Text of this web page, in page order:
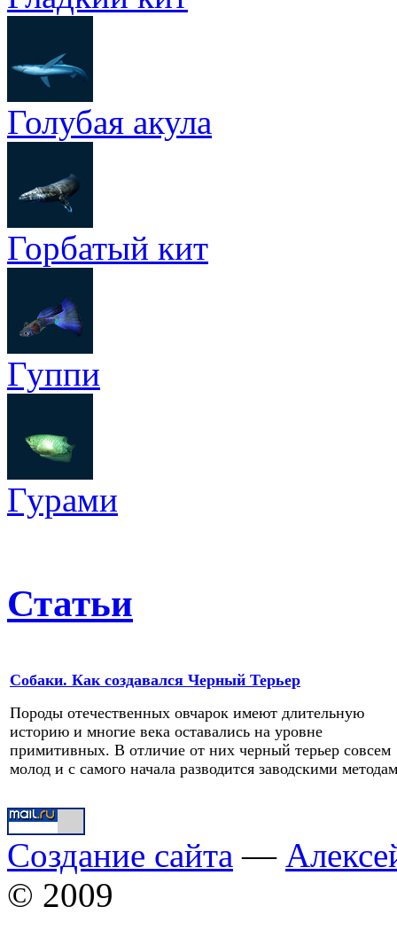
Голубая акула
Горбатый кит
Гуппи
Гурами
Статьи
Собаки. Как создавался Черный Терьер
Породы отечественных овчарок имеют длительную
историю и многие века оставались на уровне
примитивных. В отличие от них черный терьер совсем
молод и с самого начала разводится заводскими
Создание сайта —
© 2009